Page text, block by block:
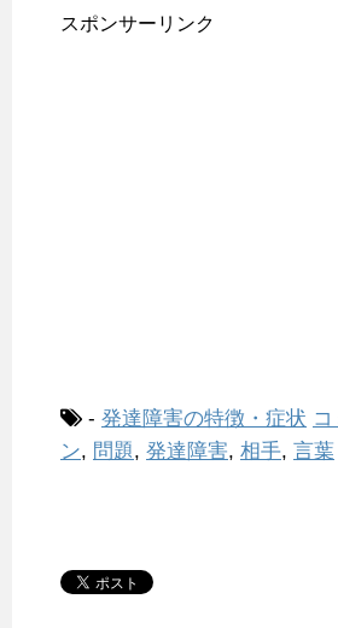
スポンサーリンク
- 発達障害の特徴・症状
ン, 問題, 発達障害, 相手, 言葉